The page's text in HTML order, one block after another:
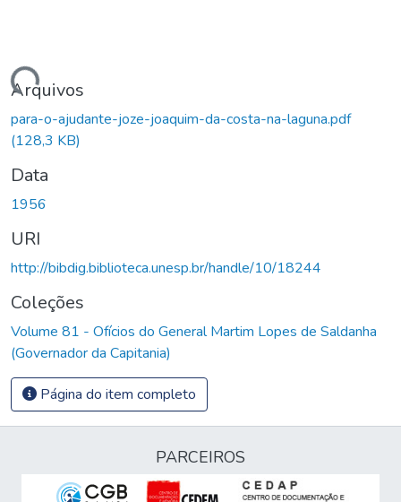
Arquivos
para-o-ajudante-joze-joaquim-da-costa-na-laguna.pdf
(128,3 KB)
Data
1956
URI
http://bibdig.biblioteca.unesp.br/handle/10/18244
Coleções
Volume 81 - Ofícios do General Martim Lopes de Saldanha
(Governador da Capitania)
Página do item completo
PARCEIROS